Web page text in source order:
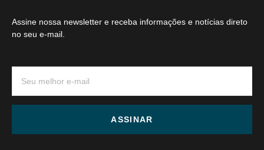
Assine nossa newsletter e receba informações e notícias direto
no seu e-mail.
ASSINAR